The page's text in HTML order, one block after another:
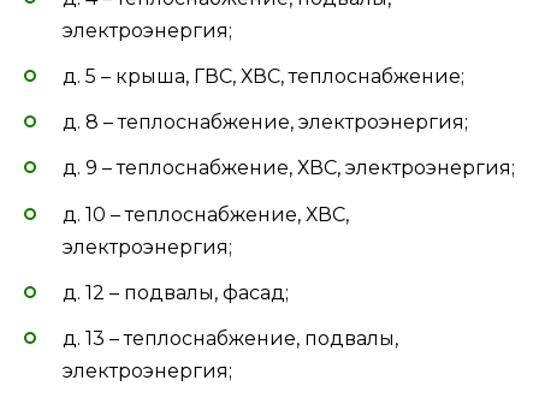
электроэнергия;
д. 5 – крыша, ГВС, ХВС, теплоснабжение;
д. 8 – теплоснабжение, электроэнергия;
д. 9 – теплоснабжение, ХВС, электроэнергия;
д. 10 – теплоснабжение, ХВС,
электроэнергия;
д. 12 – подвалы, фасад;
д. 13 – теплоснабжение, подвалы,
электроэнергия;